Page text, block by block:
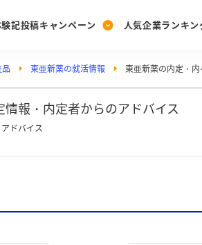
記投稿キャンペーン
Post
投稿する
人気企業ランキン
Ranking
ランキングを見る
Vote
PickUp
注目の企業特集
東亜新薬の就活情報 東亜新薬の内定・
情報・内定者からのアドバイス
ドバイス